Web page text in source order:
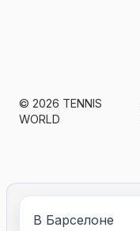
© 2026 TENNIS
WORLD
В Барселоне